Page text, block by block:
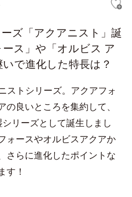
ズ「アクアニスト」誕
ス」や「オルビス ア
で進化した特長は？
ストシリーズ。アクアフォ
良いところを集約して、
リーズとして誕生しまし
ォースやオルビスアクアか
さらに進化したポイントな
す！